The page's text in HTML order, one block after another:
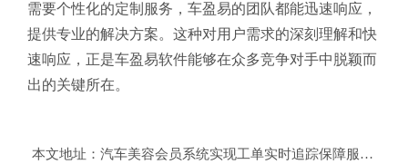
需要个性化的定制服务，车盈易的团队都能迅速响应，
提供专业的解决方案。这种对用户需求的深刻理解和快
速响应，正是车盈易软件能够在众多竞争对手中脱颖而
出的关键所在。
本文地址： 汽车美容会员系统实现工单实时追踪保障服务质量